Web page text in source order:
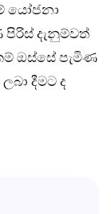
යෝජනා
පිරිස් දැනුම්වත්
ඔස්සේ පැමිණ
දීමට ද